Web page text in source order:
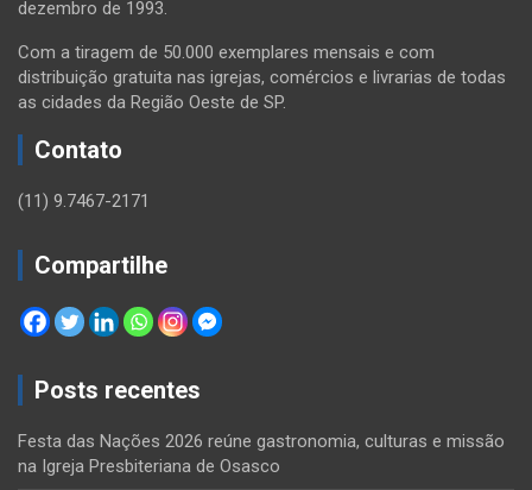
dezembro de 1993.
Com a tiragem de 50.000 exemplares mensais e com
distribuição gratuita nas igrejas, comércios e livrarias de todas
as cidades da Região Oeste de SP.
Contato
(11) 9.7467-2171
Compartilhe
Posts recentes
Festa das Nações 2026 reúne gastronomia, culturas e missão
na Igreja Presbiteriana de Osasco